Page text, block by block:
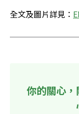
全文及圖片詳見：
你的關心